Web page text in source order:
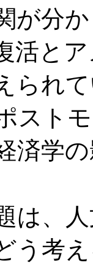
が分
活と
られ
スト
済学
、人
う考